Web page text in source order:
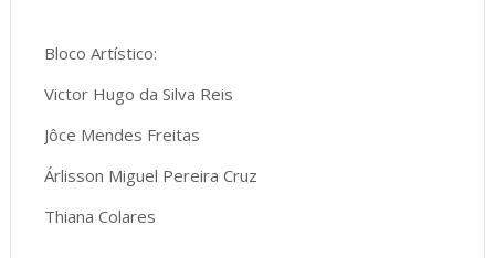
Bloco Artístico:
Victor Hugo da Silva Reis
Jôce Mendes Freitas
Árlisson Miguel Pereira Cruz
Thiana Colares